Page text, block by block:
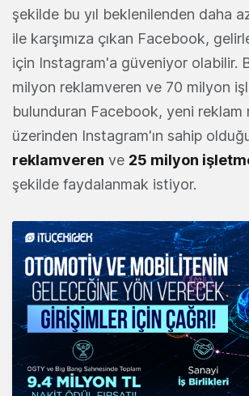
şekilde bu yıl beklenilenden daha
ile karşımıza çıkan Facebook,
için Instagram'a güveniyor olabilir.
milyon reklamveren ve 70 milyon
bulunduran Facebook, yeni reklam
üzerinden Instagram'ın sahip
reklamveren ve 25 milyon
şekilde faydalanmak istiyor.